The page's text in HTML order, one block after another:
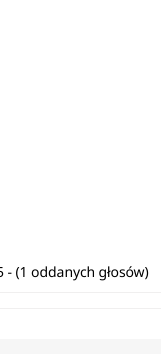
- (1 oddanych głosów)